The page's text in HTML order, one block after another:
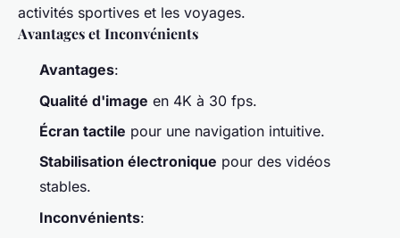
activités sportives et les voyages.
Avantages et Inconvénients
Avantages:
Qualité d'image en 4K à 30 fps.
Écran tactile pour une navigation intuitive.
Stabilisation électronique pour des vidéos
stables.
Inconvénients: